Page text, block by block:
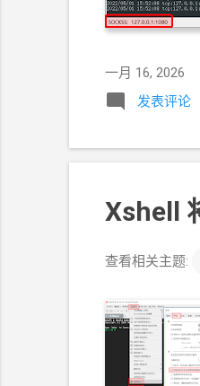
一月 16, 2026
发表评论
Xshell
查看相关主题: